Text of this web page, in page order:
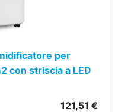
per
con striscia a LED
121,51 €